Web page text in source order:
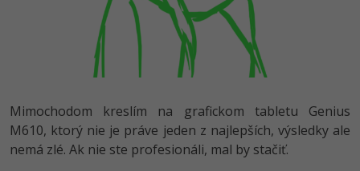
Mimochodom kreslím na grafickom tabletu Genius
M610, ktorý nie je práve jeden z najlepších, výsledky ale
nemá zlé. Ak nie ste profesionáli, mal by stačiť.